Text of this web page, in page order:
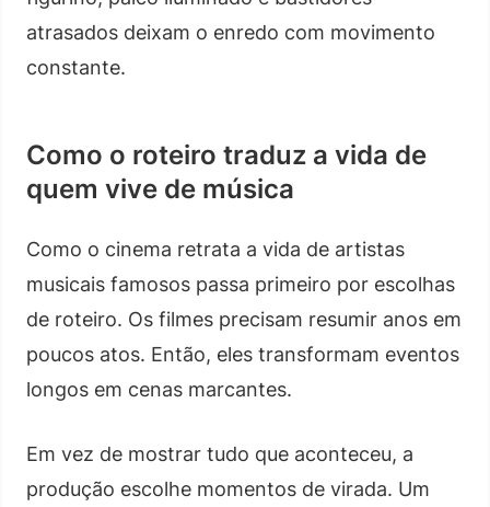
atrasados deixam o enredo com movimento
constante.
Como o roteiro traduz a vida de
quem vive de música
Como o cinema retrata a vida de artistas
musicais famosos passa primeiro por escolhas
de roteiro. Os filmes precisam resumir anos em
poucos atos. Então, eles transformam eventos
longos em cenas marcantes.
Em vez de mostrar tudo que aconteceu, a
produção escolhe momentos de virada. Um